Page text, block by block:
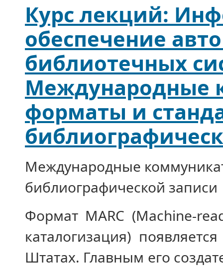
Курс лекций:
обеспечение
библиотечных
Международные
форматы и
Международные
библиографической записи
Формат MARC (Machine-
каталогизация)
Штатах. Главным его